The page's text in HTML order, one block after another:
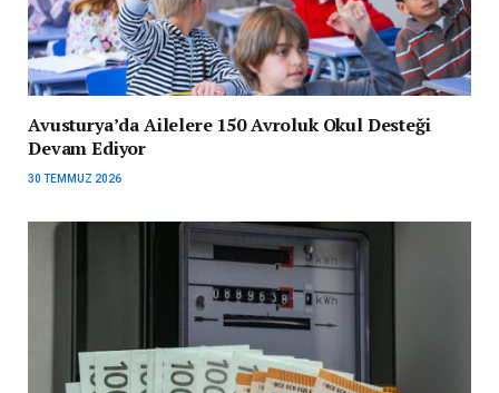
Avusturya’da Ailelere 150 Avroluk Okul Desteği
Devam Ediyor
30 TEMMUZ 2026